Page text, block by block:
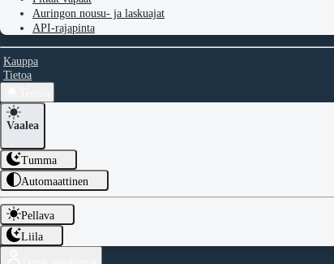
Auringon nousu- ja laskuajat
API-rajapinta
Kauppa
Tietoa
Vaalea
Tumma
Automaattinen
Pellava
Liila